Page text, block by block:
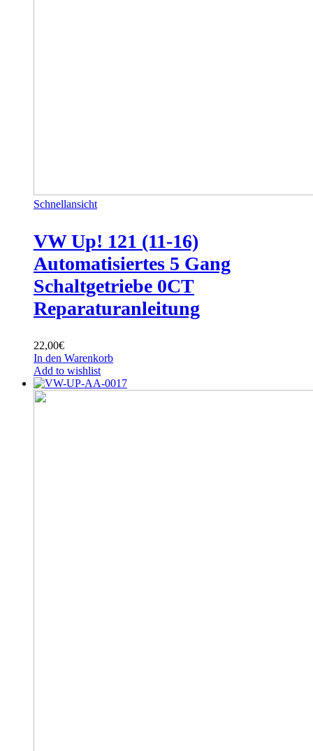
Schnellansicht
VW Up! 121 (11-16)
Automatisiertes 5 Gang
Schaltgetriebe 0CT
Reparaturanleitung
22,00€
In den Warenkorb
Add to wishlist